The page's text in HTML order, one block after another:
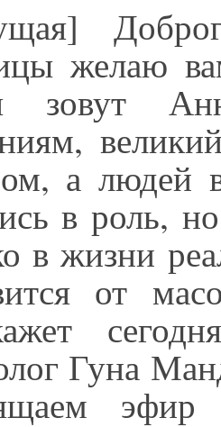
желаю
зовут
а людей
в роль,
в жизни
от
Гуна